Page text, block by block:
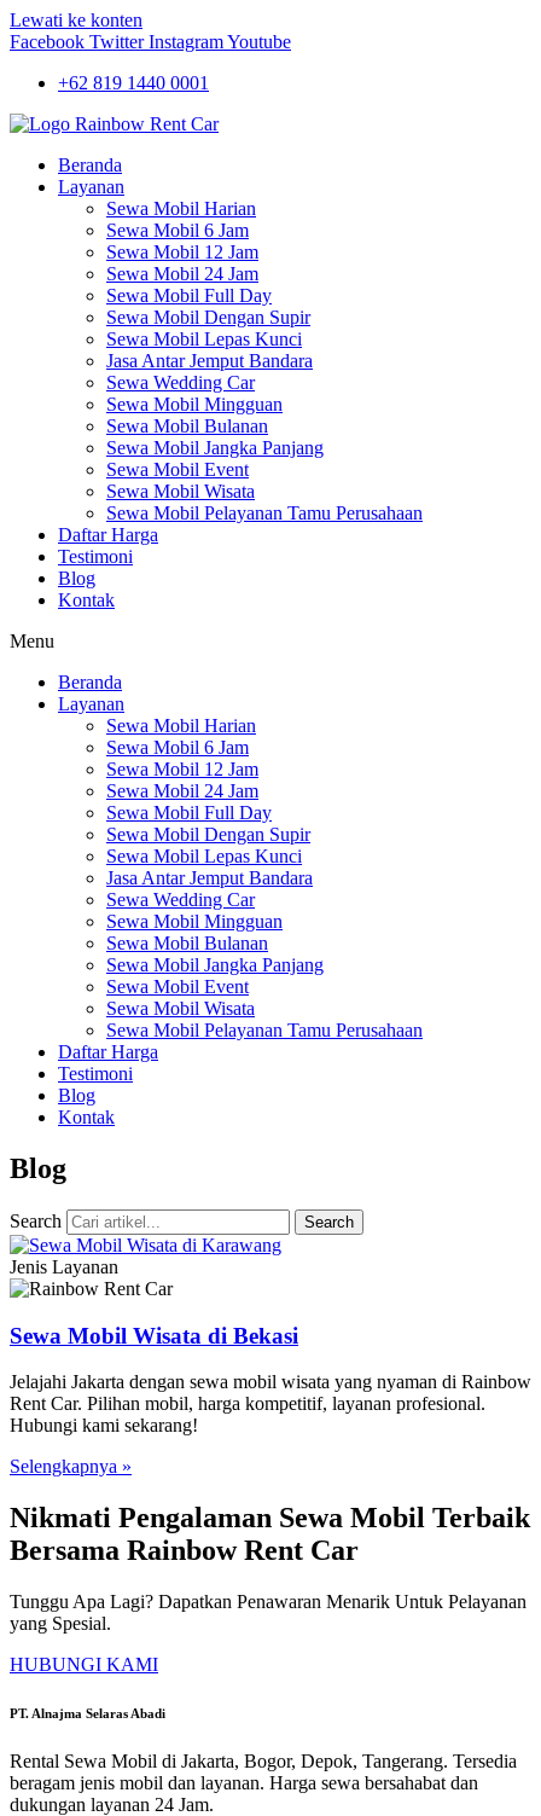
Lewati ke konten
Facebook Twitter InstagramYoutube
+62 819 1440 0001
Beranda
Layanan
Sewa Mobil Harian
Sewa Mobil 6 Jam
Sewa Mobil 12 Jam
Sewa Mobil 24 Jam
Sewa Mobil Full Day
Sewa Mobil Dengan Supir
Sewa Mobil Lepas Kunci
Jasa Antar Jemput Bandara
Sewa Wedding Car
Sewa Mobil Mingguan
Sewa Mobil Bulanan
Sewa Mobil Jangka Panjang
Sewa Mobil Event
Sewa Mobil Wisata
Sewa Mobil Pelayanan Tamu Perusahaan
Daftar Harga
Testimoni
Blog
Kontak
Menu
Beranda
Layanan
Sewa Mobil Harian
Sewa Mobil 6 Jam
Sewa Mobil 12 Jam
Sewa Mobil 24 Jam
Sewa Mobil Full Day
Sewa Mobil Dengan Supir
Sewa Mobil Lepas Kunci
Jasa Antar Jemput Bandara
Sewa Wedding Car
Sewa Mobil Mingguan
Sewa Mobil Bulanan
Sewa Mobil Jangka Panjang
Sewa Mobil Event
Sewa Mobil Wisata
Sewa Mobil Pelayanan Tamu Perusahaan
Daftar Harga
Testimoni
Blog
Kontak
Blog
Search Search
Jenis Layanan
Sewa Mobil Wisata di Bekasi
Jelajahi Jakarta dengan sewa mobil wisata yang nyaman di Rainbow
Rent Car. Pilihan mobil, harga kompetitif, layanan profesional.
Hubungi kami sekarang!
Selengkapnya »
Nikmati Pengalaman Sewa Mobil Terbaik
Bersama Rainbow Rent Car
Tunggu Apa Lagi? Dapatkan Penawaran Menarik Untuk Pelayanan
yang Spesial.
HUBUNGI KAMI
PT. Alnajma Selaras Abadi
Rental Sewa Mobil di Jakarta, Bogor, Depok, Tangerang. Tersedia
beragam jenis mobil dan layanan. Harga sewa bersahabat dan
dukungan layanan 24 Jam.